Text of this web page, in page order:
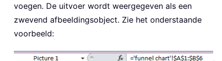
voegen. De uitvoer wordt weergegeven als een
zwevend afbeeldingsobject. Zie het onderstaande
voorbeeld: